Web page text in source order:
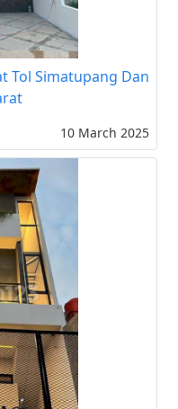
Tol Simatupang Dan
10 March 2025